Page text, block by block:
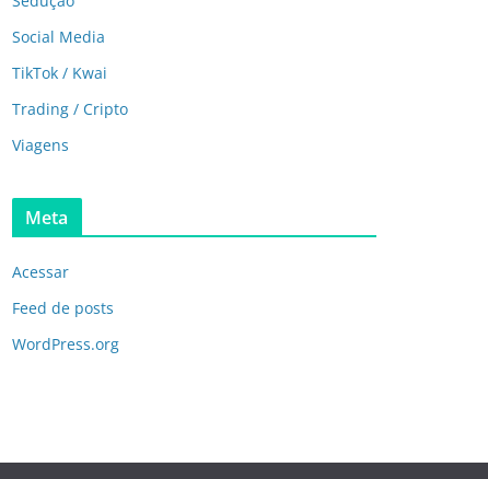
Social Media
TikTok / Kwai
Trading / Cripto
Viagens
Meta
Acessar
Feed de posts
WordPress.org